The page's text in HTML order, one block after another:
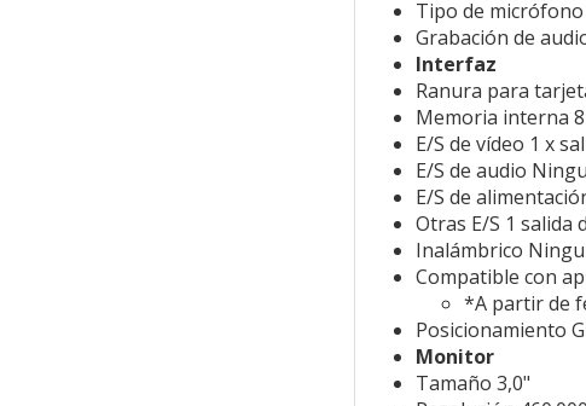
Tipo de
Grabación de
Interfaz
Ranura para
Memoria interna
E/S de vídeo 1 x
E/S de audio
E/S de
Otras E/S 1 salida
Inalámbrico
Compatible con
*A partir de
Posicionamiento
Monitor
Tamaño 3,0"